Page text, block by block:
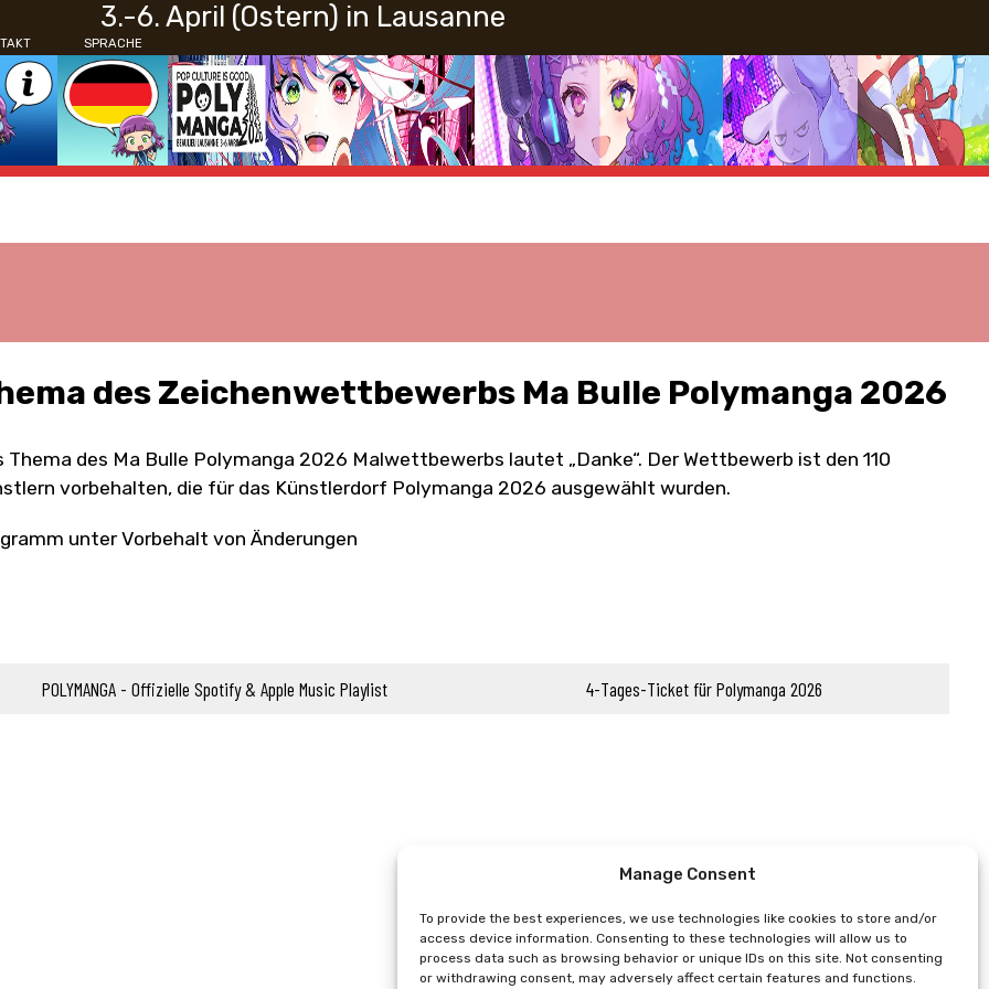
Manage Consent
To provide the best experiences, we use technologies like cookies to store and/or
access device information. Consenting to these technologies will allow us to
process data such as browsing behavior or unique IDs on this site. Not consenting
or withdrawing consent, may adversely affect certain features and functions.
3.-6. April (Ostern) in Lausanne
SPRACHE
des Zeichenwettbewerbs Ma Bulle Polymanga 2026
Thema des Ma Bulle Polymanga 2026 Malwettbewerbs lautet „Danke“. Der Wettbewerb ist den 110
vorbehalten, die für das Künstlerdorf Polymanga 2026 ausgewählt wurden.
unter Vorbehalt von Änderungen
POLYMANGA - Offizielle Spotify & Apple Music Playlist 4-Tages-Ticket für Polymanga 2026